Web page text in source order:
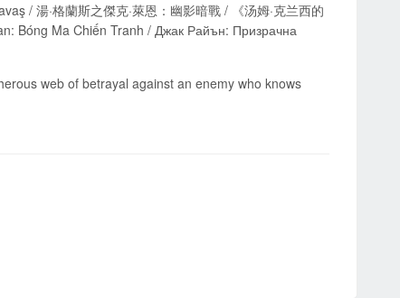
/ 湯·格蘭斯之傑克·萊恩：幽影暗戰 / 《汤姆·克兰西的
Bóng Ma Chiến Tranh / Джак Райън: Призрачна
web of betrayal against an enemy who knows